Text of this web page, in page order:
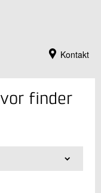
Kontakt
finder